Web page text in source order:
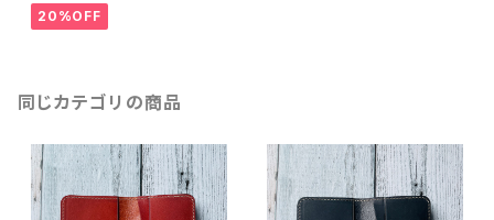
20%OFF
同じカテゴリの商品